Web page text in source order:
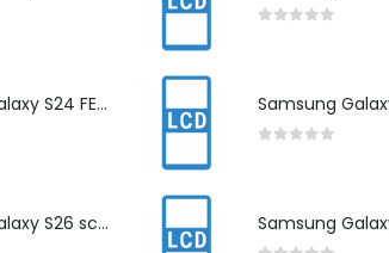
Samsung Galaxy S24 FE scherm herstelling
Samsung Galaxy S26 scherm herstelling